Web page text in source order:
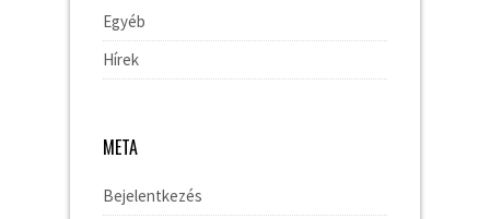
Egyéb
Hírek
META
Bejelentkezés